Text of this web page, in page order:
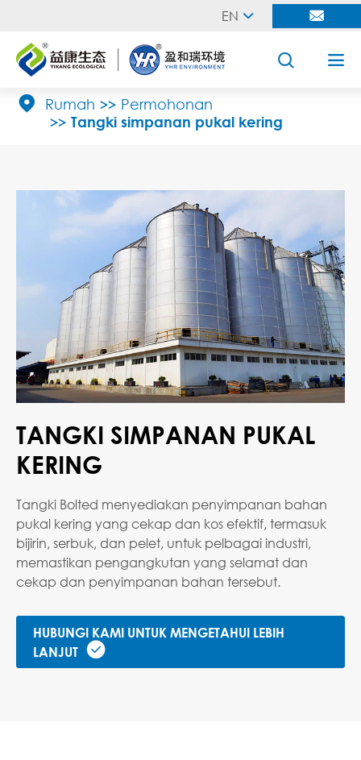
EN  
 
 Rumah
Permohonan
Tangki simpanan pukal kering
TANGKI SIMPANAN PUKAL
KERING
Tangki Bolted menyediakan penyimpanan bahan
pukal kering yang cekap dan kos efektif, termasuk
bijirin, serbuk, dan pelet, untuk pelbagai industri,
memastikan pengangkutan yang selamat dan
cekap dan penyimpanan bahan tersebut.
HUBUNGI KAMI UNTUK MENGETAHUI LEBIH
LANJUT 